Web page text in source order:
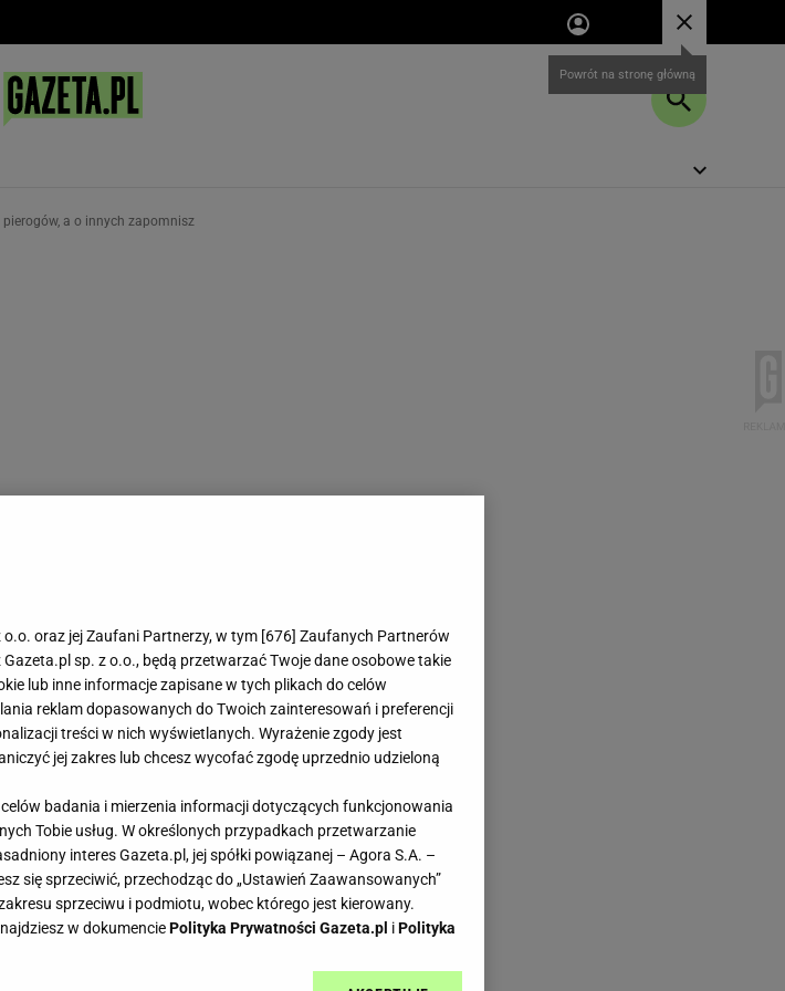
a o innych zapomnisz
meksykańskich
o.o. oraz jej Zaufani Partnerzy, w tym [676] Zaufanych Partnerów
sp. z o.o., będą przetwarzać Twoje dane osobowe takie
lub inne informacje zapisane w tych plikach do celów
reklam dopasowanych do Twoich zainteresowań i preferencji
treści w nich wyświetlanych. Wyrażenie zgody jest
jej zakres lub chcesz wycofać zgodę uprzednio udzieloną
badania i mierzenia informacji dotyczących funkcjonowania
Tobie usług. W określonych przypadkach przetwarzanie
interes Gazeta.pl, jej spółki powiązanej – Agora S.A. –
się sprzeciwić, przechodząc do „Ustawień Zaawansowanych”
sprzeciwu i podmiotu, wobec którego jest kierowany.
w dokumenciePolityka Prywatności Gazeta.pl iPolityka